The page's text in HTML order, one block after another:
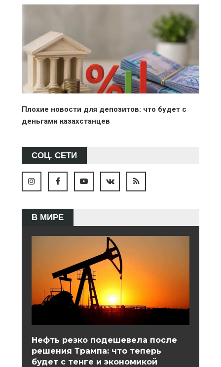
Плохие новости для депозитов: что будет с
деньгами казахстанцев
СОЦ. СЕТИ
В МИРЕ
Нефть резко подешевела после
решения Трампа: что теперь
будет с тенге и экономикой